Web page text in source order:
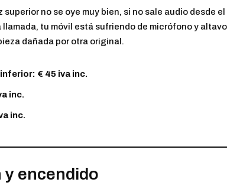
superior no se oye muy bien, si no sale audio desde
llamada, tu móvil está sufriendo de micrófono y
dañada por otra original.
€ 45 iva inc.
inc.
inc.
encendido